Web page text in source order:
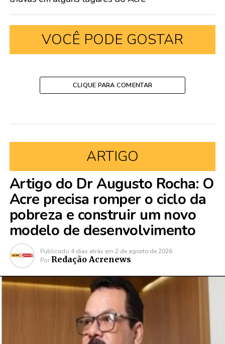
VOCÊ PODE GOSTAR
CLIQUE PARA COMENTAR
ARTIGO
Artigo do Dr Augusto Rocha: O
Acre precisa romper o ciclo da
pobreza e construir um novo
modelo de desenvolvimento
Publicado 4 dias atrás em 2 de agosto de 2026
Por Redação Acrenews